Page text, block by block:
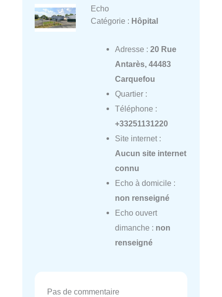
Echo
Catégorie : Hôpital
Adresse : 20 Rue
Antarès, 44483
Carquefou
Quartier :
Téléphone :
+33251131220
Site internet :
Aucun site internet
connu
Echo à domicile :
non renseigné
Echo ouvert
dimanche : non
renseigné
Pas de commentaire